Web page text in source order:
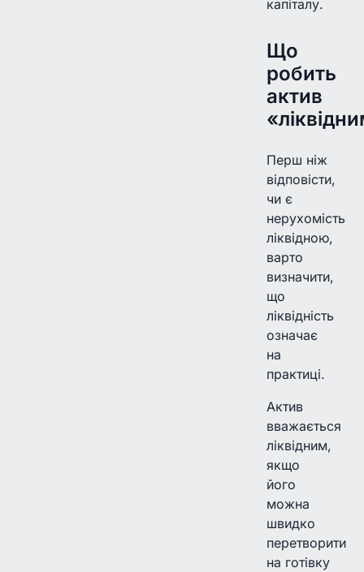
капіталу.
Що
робить
актив
Перш ніж
відповісти,
чи є
нерухомість
ліквідною,
варто
визначити,
що
ліквідність
означає
на
практиці.
Актив
вважається
ліквідним,
якщо
його
можна
швидко
перетворити
на готівку